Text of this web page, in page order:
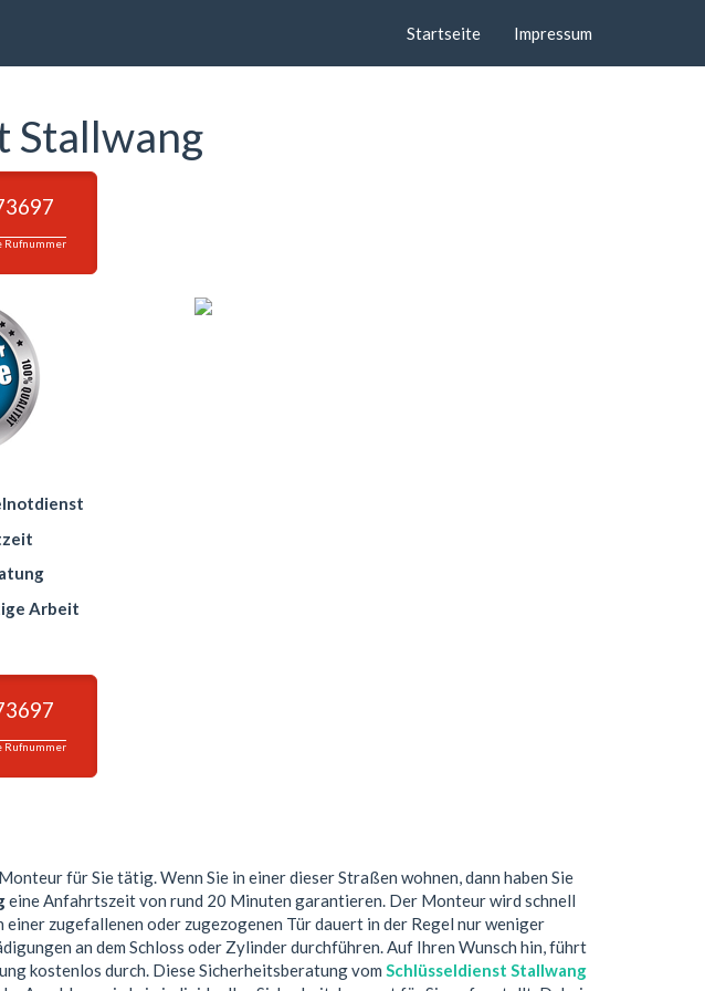
Startseite Impressum
Stallwang
Rufnummer
Arbeit
Rufnummer
Monteur für Sie tätig. Wenn Sie in einer dieser Straßen wohnen, dann haben Sie
eine Anfahrtszeit von rund 20 Minuten garantieren. Der Monteur wird schnell
zugefallenen oder zugezogenen Tür dauert in der Regel nur weniger
an dem Schloss oder Zylinder durchführen. Auf Ihren Wunsch hin, führt
kostenlos durch. Diese Sicherheitsberatung vom Schlüsseldienst Stallwang